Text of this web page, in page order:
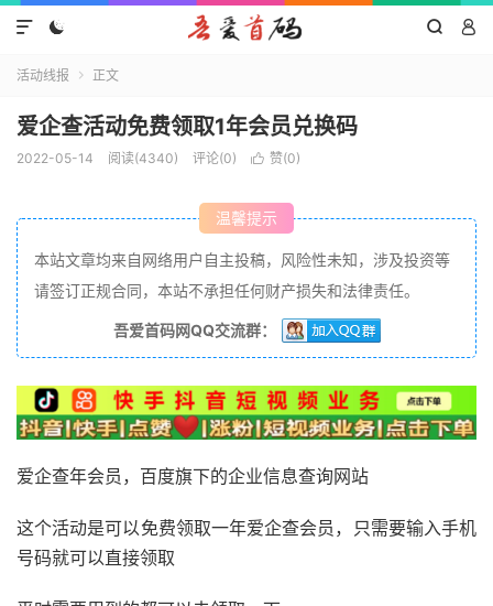
  

活动线报  正文
爱企查活动免费领取1年会员兑换码
2022-05-14 阅读(4340) 评论(0)  赞(0)
温馨提示
本站文章均来自网络用户自主投稿，风险性未知，涉及投资等
请签订正规合同，本站不承担任何财产损失和法律责任。
吾爱首码网QQ交流群：
爱企查年会员，百度旗下的企业信息查询网站
这个活动是可以免费领取一年爱企查会员，只需要输入手机
号码就可以直接领取